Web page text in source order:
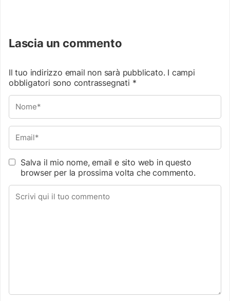
Lascia un commento
Il tuo indirizzo email non sarà pubblicato. I campi
obbligatori sono contrassegnati *
Salva il mio nome, email e sito web in questo
browser per la prossima volta che commento.